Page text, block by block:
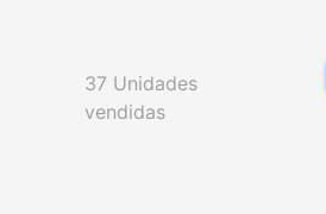
37 Unidades
vendidas